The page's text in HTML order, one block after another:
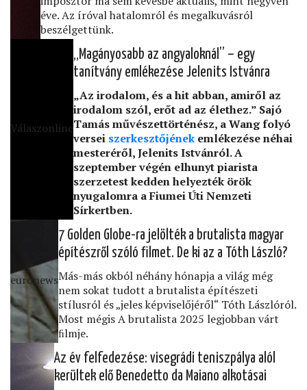
éve. Az íróval hatalomról és megalkuvásról
beszélgettünk.
Válaszonline
„Magányosabb az angyaloknál” – egy
tanítvány emlékezése Jelenits Istvánra
„Az irodalom, és a hit abban, amiről az
irodalom szól, erőt ad az élethez.” Sajó
Tamás művészettörténész, a Wang folyó
versei szerkesztőjének emlékezése néhai
mesteréről, Jelenits Istvánról. A
szeptember végén elhunyt piarista
szerzetest kedden helyezték örök
nyugalomra a Fiumei Úti Nemzeti
Sírkertben.
euronews
7 Golden Globe-ra jelölték a brutalista magyar
építészről szóló ﬁlmet. De ki az a Tóth László?
Más-más okból néhány hónapja a világ még
nem sokat tudott a brutalista építészeti
stílusról és „jeles képviselőjéről“ Tóth Lászlóról.
Most mégis A brutalista 2025 legjobban várt
ﬁlmje.
Az év felfedezése: visegrádi teniszpálya alól
kerültek elő Benedetto da Maiano alkotásai